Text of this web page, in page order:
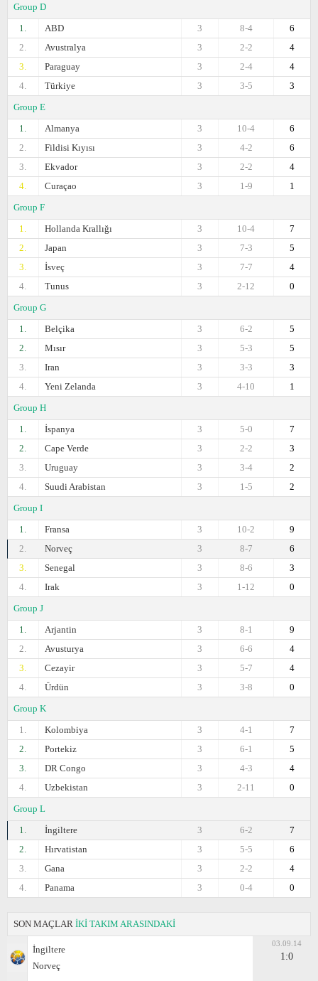
Group D
1.
ABD 6
8-4
3
2.
Avustralya 4
2-2
3
3.
Paraguay 4
2-4
3
4.
Türkiye 3
3-5
3
Group E
1.
Almanya 6
10-4
3
2.
Fildisi Kıyısı 6
4-2
3
3.
Ekvador 4
2-2
3
4.
Curaçao 1
1-9
3
Group F
1.
Hollanda Krallığı 7
10-4
3
2.
Japan 5
7-3
3
3.
İsveç 4
7-7
3
4.
Tunus 0
2-12
3
Group G
1.
Belçika 5
6-2
3
2.
Mısır 5
5-3
3
3.
Iran 3
3-3
3
4.
Yeni Zelanda 1
4-10
3
Group H
1.
İspanya 7
5-0
3
2.
Cape Verde 3
2-2
3
3.
Uruguay 2
3-4
3
4.
Suudi Arabistan 2
1-5
3
Group I
1.
Fransa 9
10-2
3
2.
Norveç 6
8-7
3
3.
Senegal 3
8-6
3
4.
Irak 0
1-12
3
Group J
1.
Arjantin 9
8-1
3
2.
Avusturya 4
6-6
3
3.
Cezayir 4
5-7
3
4.
Ürdün 0
3-8
3
Group K
1.
Kolombiya 7
4-1
3
2.
Portekiz 5
6-1
3
3.
DR Congo 4
4-3
3
4.
Uzbekistan 0
2-11
3
Group L
1.
İngiltere 7
6-2
3
2.
Hırvatistan 6
5-5
3
3.
Gana 4
2-2
3
4.
Panama 0
0-4
3
SON MAÇLAR İKİ TAKIM ARASINDAKİ
İngiltere
Norveç
03.09.14
1:0